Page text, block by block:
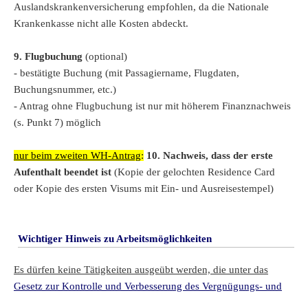
Auslandskrankenversicherung empfohlen, da die Nationale
Krankenkasse nicht alle Kosten abdeckt.
9. Flugbuchung (optional)
- bestätigte Buchung (mit Passagiername, Flugdaten,
Buchungsnummer, etc.)
- Antrag ohne Flugbuchung ist nur mit höherem Finanznachweis
(s. Punkt 7) möglich
nur beim zweiten WH-Antrag: 10. Nachweis, dass der erste
Aufenthalt beendet ist (Kopie der gelochten Residence Card
oder Kopie des ersten Visums mit Ein- und Ausreisestempel)
Wichtiger Hinweis zu Arbeitsmöglichkeiten
Es dürfen keine Tätigkeiten ausgeübt werden, die unter das
Gesetz zur Kontrolle und Verbesserung des Vergnügungs- und